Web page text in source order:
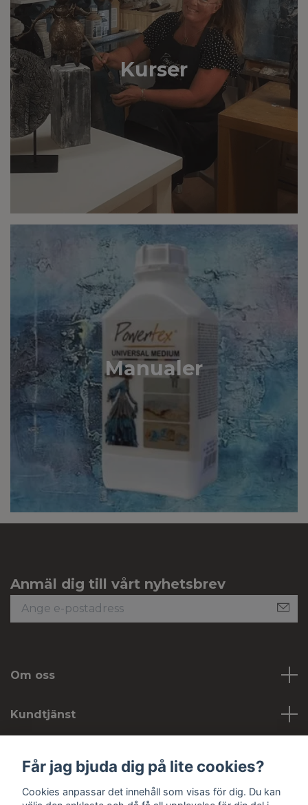
Kurser
Manualer
Anmäl dig till vårt nyhetsbrev
Om oss
Kundtjänst
Sociala medier
Får jag bjuda dig på lite cookies?
Cookies anpassar det innehåll som visas för dig. Du kan